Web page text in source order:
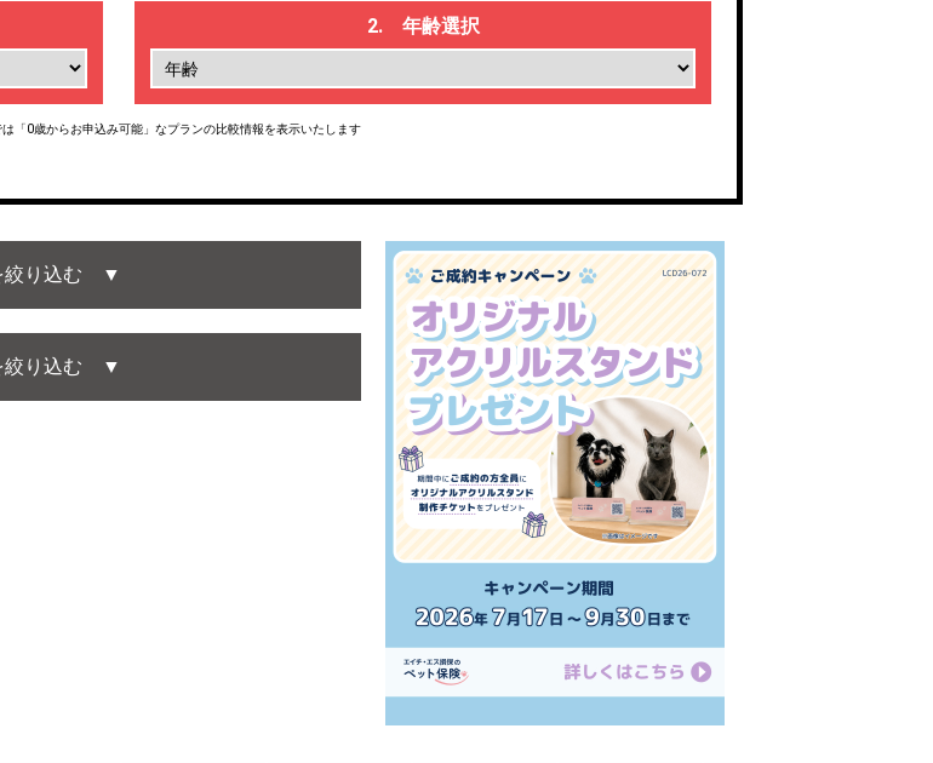
2. 年齢選択
「0歳からお申込み可能」なプランの比較情報を表示いたします
絞り込む ▼
絞り込む ▼